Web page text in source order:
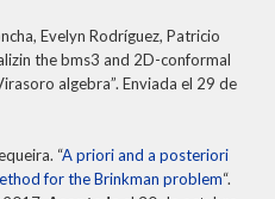
Evelyn Rodríguez, Patricio
the bms3 and 2D-conformal
algebra”. Enviada el 29 de
“A priori and a posteriori
for the Brinkman problem“.